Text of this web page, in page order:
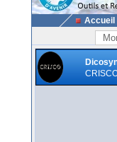
Accueil